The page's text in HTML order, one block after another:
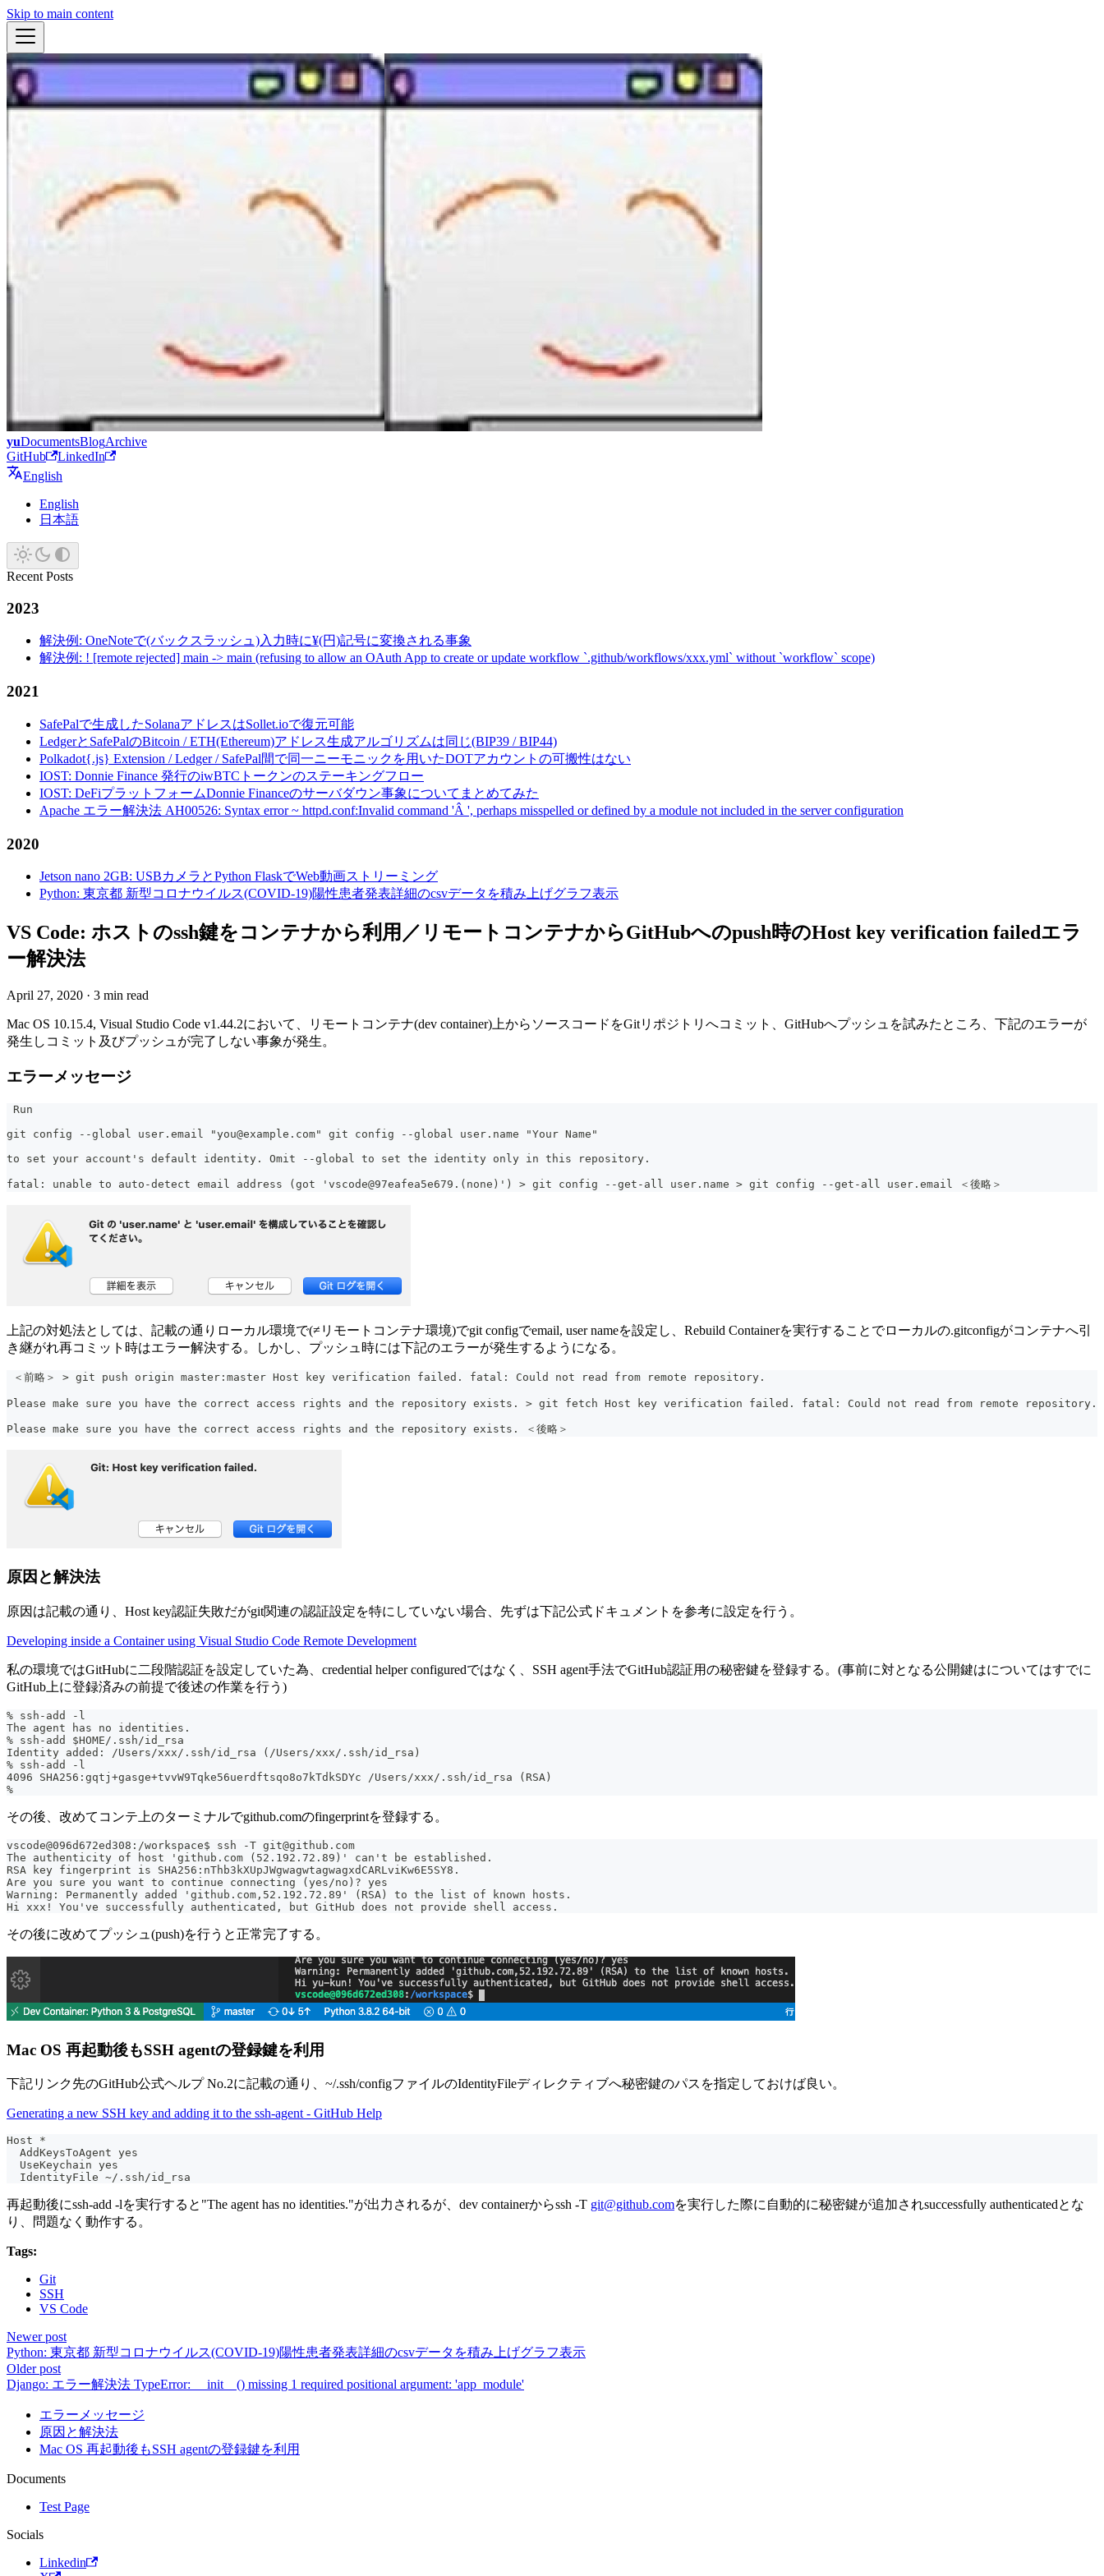
Skip to main content
yuDocumentsBlogArchive
GitHub
LinkedIn
English
English
日本語
Recent Posts
2023
解決例: OneNoteで(バックスラッシュ)入力時に¥(円)記号に変換される事象
解決例: ! [remote rejected] main -> main (refusing to allow an OAuth App to create or update workflow `.github/workflows/xxx.yml` without `workflow` scope)
2021
SafePalで生成したSolanaアドレスはSollet.ioで復元可能
LedgerとSafePalのBitcoin / ETH(Ethereum)アドレス生成アルゴリズムは同じ(BIP39 / BIP44)
Polkadot{.js} Extension / Ledger / SafePal間で同一ニーモニックを用いたDOTアカウントの可搬性はない
IOST: Donnie Finance 発行のiwBTCトークンのステーキングフロー
IOST: DeFiプラットフォームDonnie Financeのサーバダウン事象についてまとめてみた
Apache エラー解決法 AH00526: Syntax error ~ httpd.conf:Invalid command 'Â ', perhaps misspelled or defined by a module not included in the server configuration
2020
Jetson nano 2GB: USBカメラとPython FlaskでWeb動画ストリーミング
Python: 東京都 新型コロナウイルス(COVID-19)陽性患者発表詳細のcsvデータを積み上げグラフ表示
VS Code: ホストのssh鍵をコンテナから利用／リモートコンテナからGitHubへのpush時のHost key verification failedエラ
ー解決法
April 27, 2020 · 3 min read
Mac OS 10.15.4, Visual Studio Code v1.44.2において、リモートコンテナ(dev container)上からソースコードをGitリポジトリへコミット、GitHubへプッシュを試みたところ、下記のエラーが
発生しコミット及びプッシュが完了しない事象が発生。
エラーメッセージ
Run
git config --global user.email "you@example.com" git config --global user.name "Your Name"
to set your account's default identity. Omit --global to set the identity only in this repository.
fatal: unable to auto-detect email address (got 'vscode@97eafea5e679.(none)') > git config --get-all user.name > git config --get-all user.email ＜後略＞
上記の対処法としては、記載の通りローカル環境で(≠リモートコンテナ環境)でgit configでemail, user nameを設定し、Rebuild Containerを実行することでローカルの.gitconfigがコンテナへ引
き継がれ再コミット時はエラー解決する。しかし、プッシュ時には下記のエラーが発生するようになる。
＜前略＞ > git push origin master:master Host key verification failed. fatal: Could not read from remote repository.
Please make sure you have the correct access rights and the repository exists. > git fetch Host key verification failed. fatal: Could not read from remote repository.
Please make sure you have the correct access rights and the repository exists. ＜後略＞
原因と解決法
原因は記載の通り、Host key認証失敗だがgit関連の認証設定を特にしていない場合、先ずは下記公式ドキュメントを参考に設定を行う。
Developing inside a Container using Visual Studio Code Remote Development
私の環境ではGitHubに二段階認証を設定していた為、credential helper configuredではなく、SSH agent手法でGitHub認証用の秘密鍵を登録する。(事前に対となる公開鍵はについてはすでに
GitHub上に登録済みの前提で後述の作業を行う)
% ssh-add -l
The agent has no identities.
% ssh-add $HOME/.ssh/id_rsa
Identity added: /Users/xxx/.ssh/id_rsa (/Users/xxx/.ssh/id_rsa)
% ssh-add -l
4096 SHA256:gqtj+gasge+tvvW9Tqke56uerdftsqo8o7kTdkSDYc /Users/xxx/.ssh/id_rsa (RSA)
%
その後、改めてコンテ上のターミナルでgithub.comのfingerprintを登録する。
vscode@096d672ed308:/workspace$ ssh -T git@github.com
The authenticity of host 'github.com (52.192.72.89)' can't be established.
RSA key fingerprint is SHA256:nThb3kXUpJWgwagwtagwagxdCARLviKw6E5SY8.
Are you sure you want to continue connecting (yes/no)? yes
Warning: Permanently added 'github.com,52.192.72.89' (RSA) to the list of known hosts.
Hi xxx! You've successfully authenticated, but GitHub does not provide shell access.
その後に改めてプッシュ(push)を行うと正常完了する。
Mac OS 再起動後もSSH agentの登録鍵を利用
下記リンク先のGitHub公式ヘルプ No.2に記載の通り、~/.ssh/configファイルのIdentityFileディレクティブへ秘密鍵のパスを指定しておけば良い。
Generating a new SSH key and adding it to the ssh-agent - GitHub Help
Host *
  AddKeysToAgent yes
  UseKeychain yes
  IdentityFile ~/.ssh/id_rsa
再起動後にssh-add -lを実行すると"The agent has no identities."が出力されるが、dev containerからssh -T git@github.comを実行した際に自動的に秘密鍵が追加されsuccessfully authenticatedとな
り、問題なく動作する。
Tags:
Git
SSH
VS Code
Newer post
Python: 東京都 新型コロナウイルス(COVID-19)陽性患者発表詳細のcsvデータを積み上げグラフ表示
Older post
Django: エラー解決法 TypeError: __init__() missing 1 required positional argument: 'app_module'
エラーメッセージ
原因と解決法
Mac OS 再起動後もSSH agentの登録鍵を利用
Documents
Test Page
Socials
Linkedin